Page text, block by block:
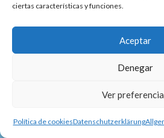
ciertas características y funciones.
Aceptar
Denegar
Ver
Política de cookiesDatenschutzerklärung
Übersetzungen in verschiedenen
übersetzen in ihre